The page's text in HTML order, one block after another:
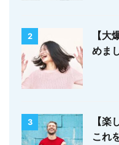
2
【
めま
3
【楽
これ